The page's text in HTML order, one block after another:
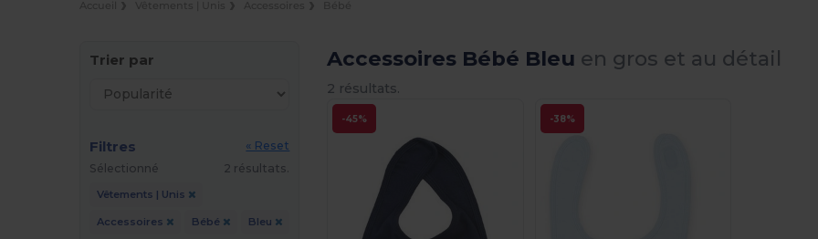
Trier par
Filtres
« Reset
Sélectionné
2 résultats.
Vêtements | Unis
Accessoires Bébé Bleu
Accessoires Bébé Bleu en gros et au détail
2 résultats.
-45% -38%